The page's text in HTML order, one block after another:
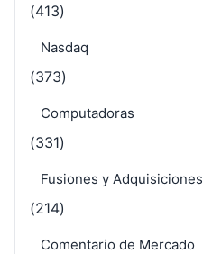
(413)
Nasdaq
(373)
Computadoras
(331)
Fusiones y Adquisiciones
(214)
Comentario de Mercado